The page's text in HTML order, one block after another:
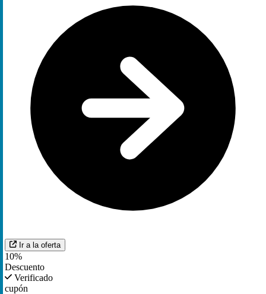
Ir a la oferta
10%
Descuento
Verificado
cupón